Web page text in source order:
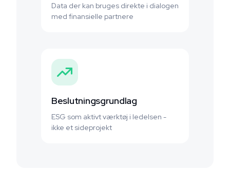
Data der kan bruges direkte i dialogen
med finansielle partnere
Beslutningsgrundlag
ESG som aktivt værktøj i ledelsen -
ikke et sideprojekt